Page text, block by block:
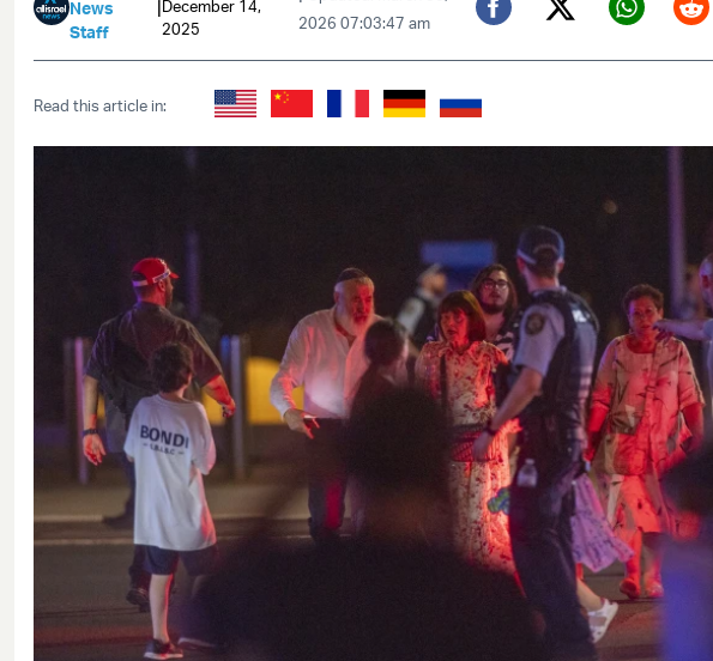
News
Staff
|December 14,
2025
2026 07:03:47 am
Twitter (X)
Read this article in: